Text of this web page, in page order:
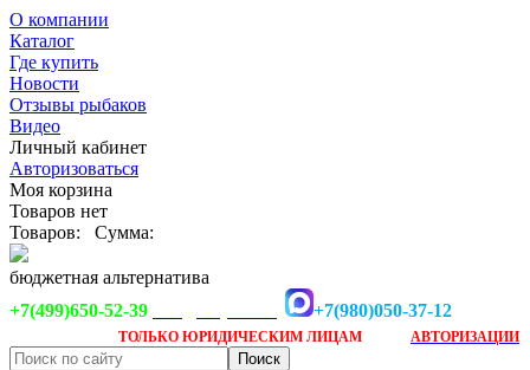
О компании
Каталог
Где купить
Новости
Отзывы рыбаков
Видео
Личный кабинет
Авторизоваться
Моя корзина
Товаров нет
Товаров:
Сумма:
бюджетная альтернатива
+7(499)650-52-39
+7(980)050-37-12
ТОЛЬКО ЮРИДИЧЕСКИМ ЛИЦАМ АВТОРИЗАЦИИ